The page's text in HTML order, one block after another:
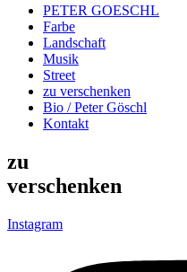
PETER GOESCHL
Farbe
Landschaft
Musik
Street
zu verschenken
Bio / Peter Göschl
Kontakt
zu
verschenken
Instagram